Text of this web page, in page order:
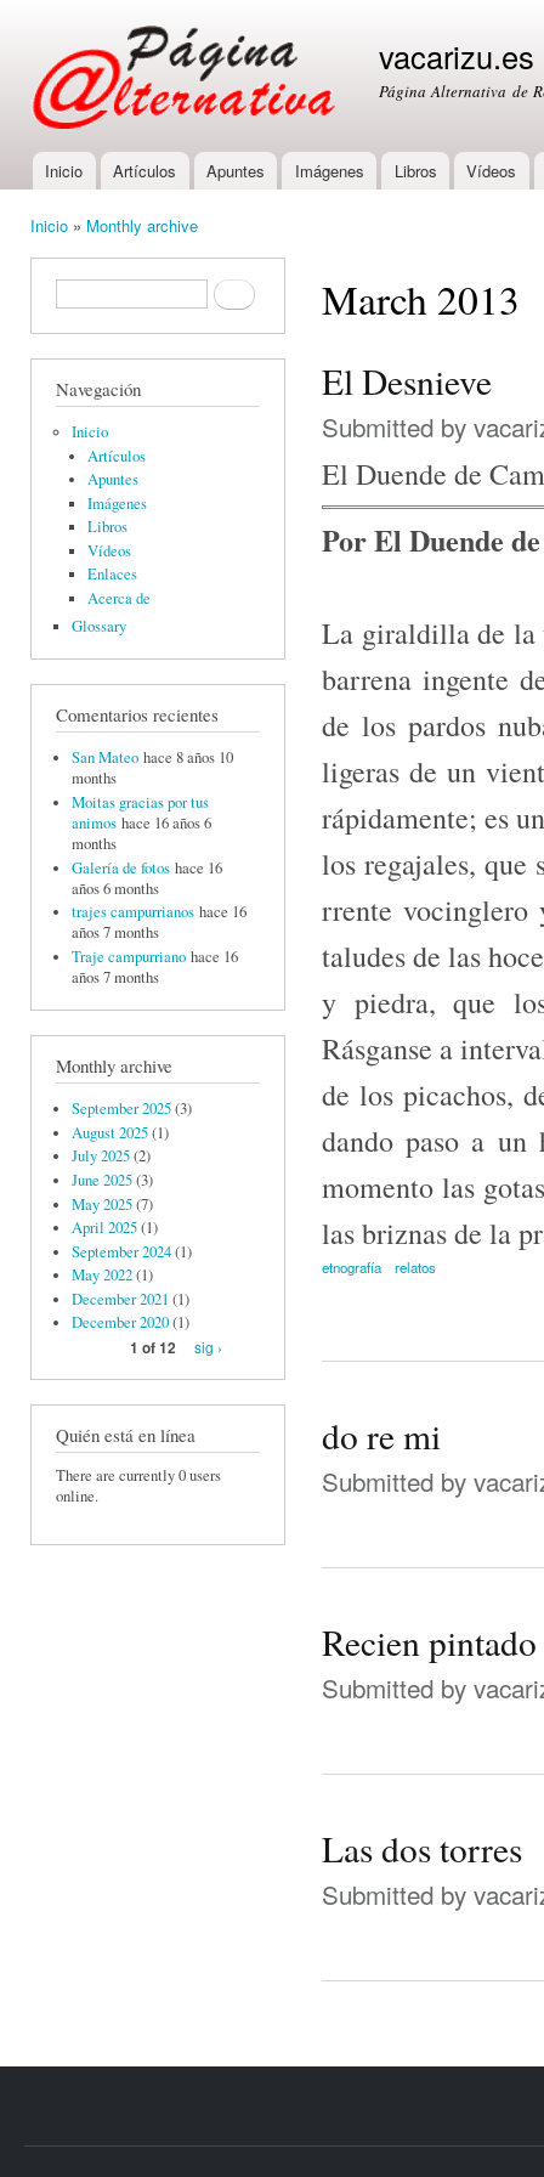
vacarizu.es
Página Alternativa de
Main menu
Inicio Artículos Apuntes Imágenes Libros Vídeos
Inicio » Monthly archive
Formulario de búsquedaBuscar
Navegación
Inicio
Artículos
Apuntes
Imágenes
Libros
Vídeos
Enlaces
Acerca de
Glossary
Comentarios recientes
San Mateo hace 8 años 10
months
Moitas gracias por tus
animos hace 16 años 6
months
Galería de fotos hace 16
años 6 months
trajes campurrianos hace 16
años 7 months
Traje campurriano hace 16
años 7 months
Monthly archive
September 2025(3)
August 2025(1)
July 2025(2)
June 2025(3)
May 2025(7)
April 2025(1)
September 2024(1)
May 2022(1)
December 2021 (1)
December 2020(1)
1 of 12
sig ›
Quién está en línea
There are currently 0 users
online.
March 2013
El Desnieve
Submitted by
El Duende de
Por El Duende
La giraldilla de la
barrena ingente
de los pardos
ligeras de un
rápidamente; es
los regajales, que
rrente vocinglero
taludes de las
y piedra, que
Rásganse a
de los picachos,
dando paso a un
momento las
las briznas de la
etnografía relatos
do re mi
Submitted by
Recien pintado
Submitted by
Las dos torres
Submitted by